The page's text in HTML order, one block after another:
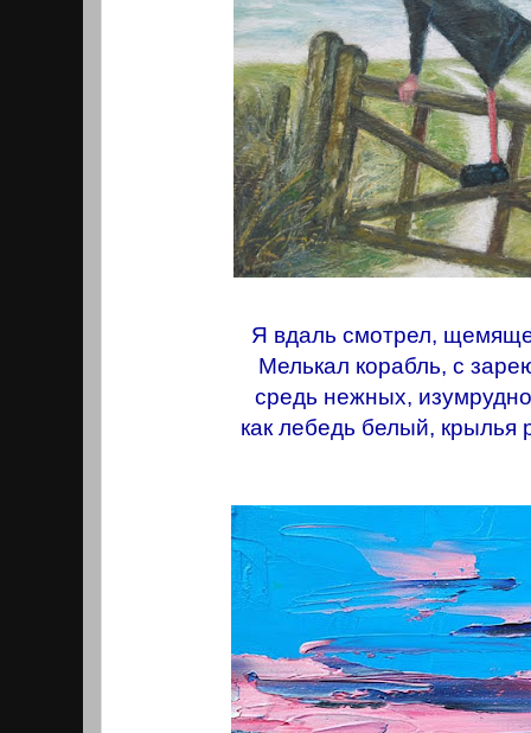
Я вдаль смотрел,
Мелькал корабль, с
средь нежных,
как лебедь белый, крылья